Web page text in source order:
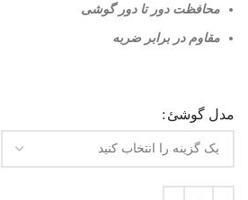
محافظت دور تا دور گوشی
مقاوم در برابر ضربه
مدل گوشئ